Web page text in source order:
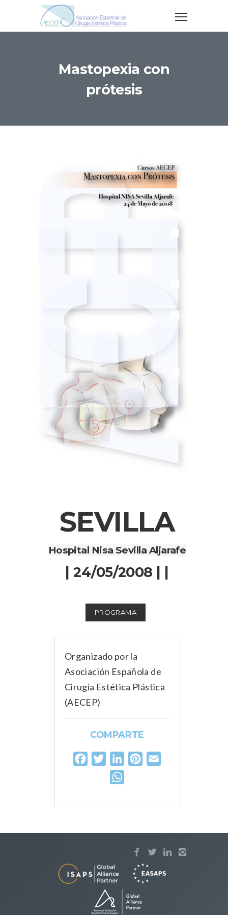
Mastopexia con
prótesis
SEVILLA
Hospital Nisa Sevilla Aljarafe
| 24/05/2008 | |
PROGRAMA
Organizado por la
Asociación Española de
Cirugía Estética Plástica
(AECEP)
COMPARTE
FacebookTwitterLinkedInPinterest